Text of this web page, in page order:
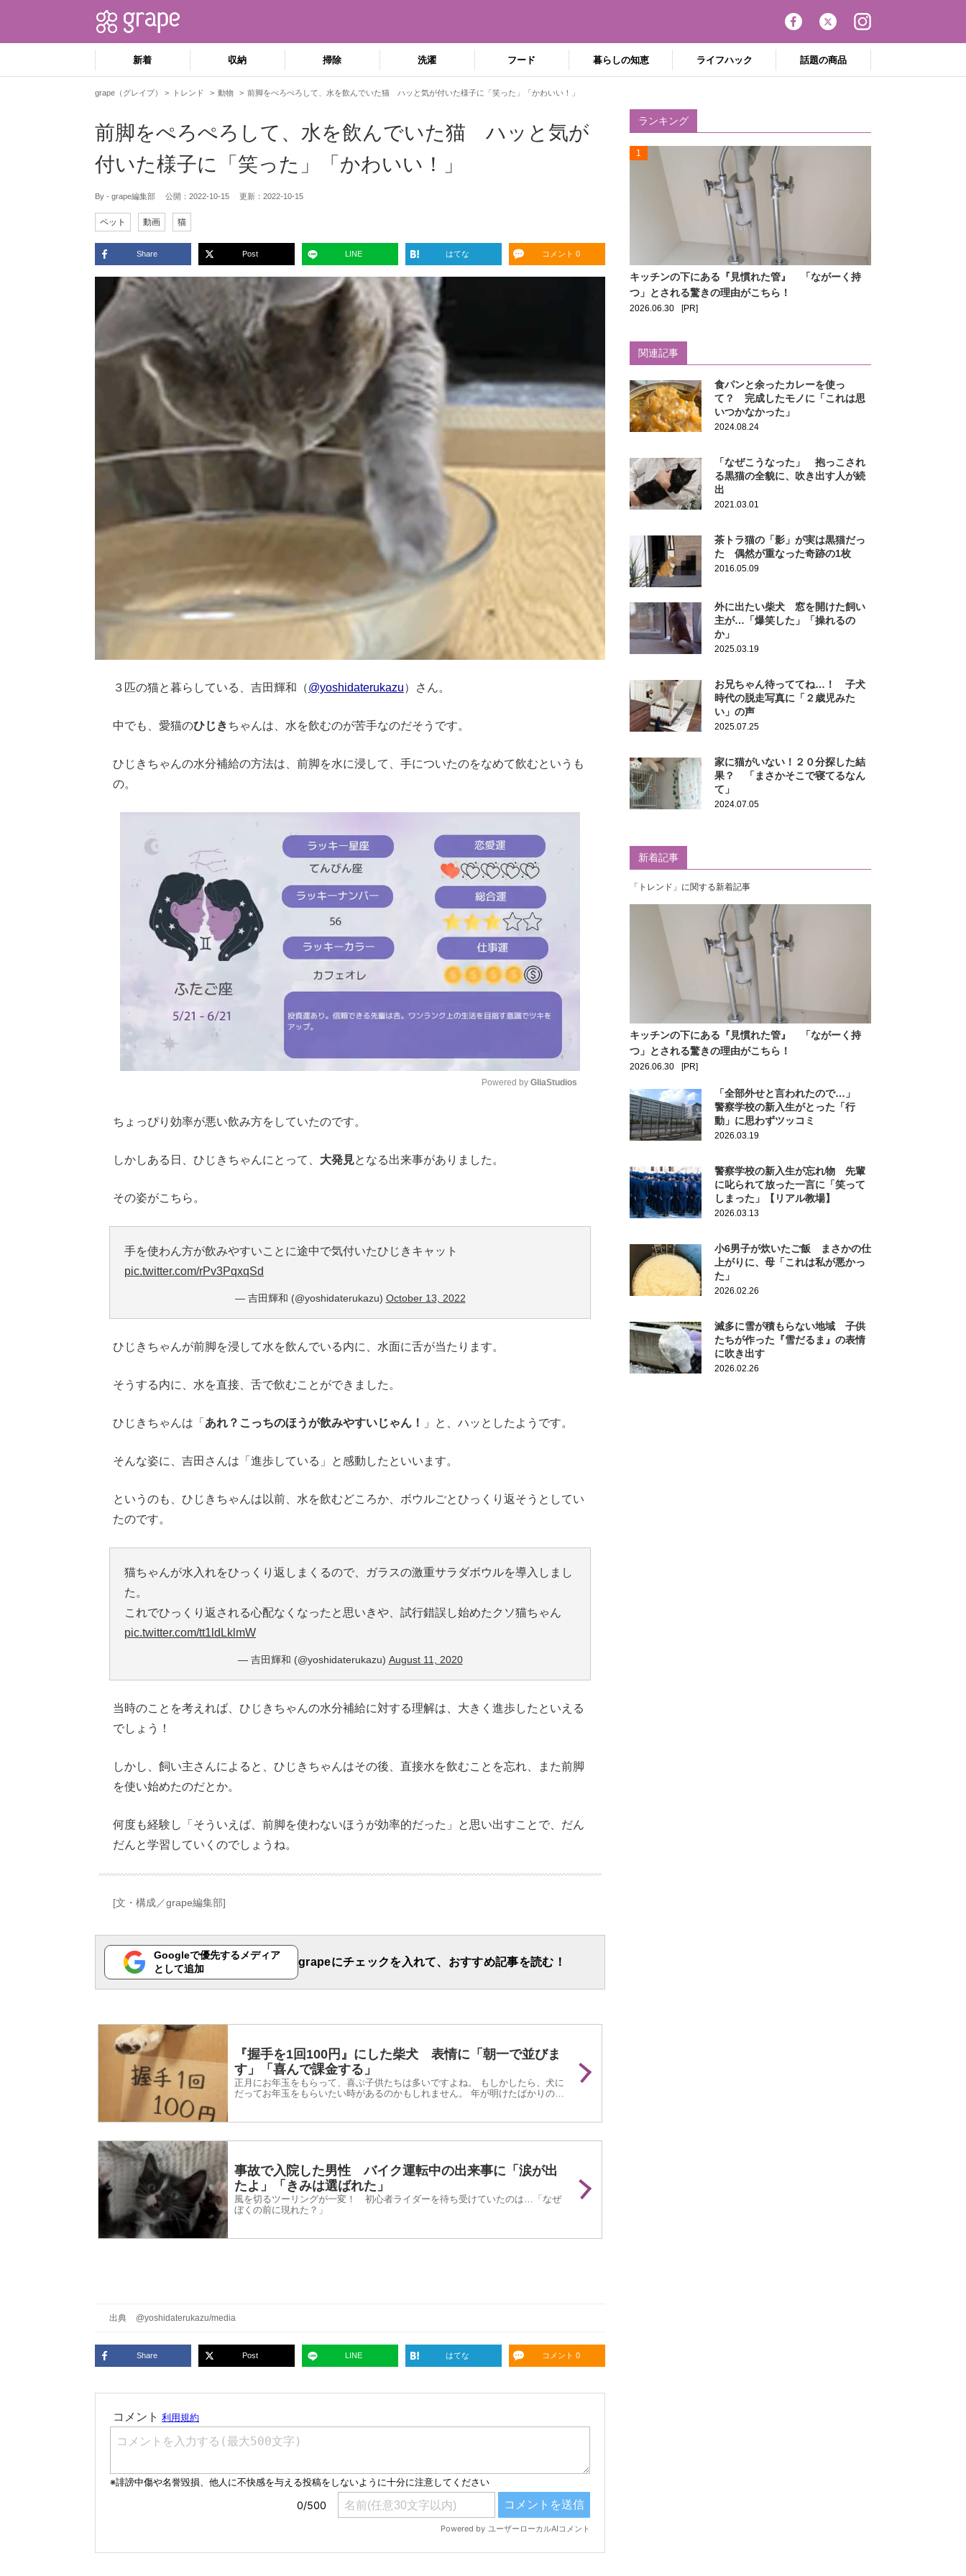
新着 収納 掃除 洗濯 フード 暮らしの知恵 ライフハック 話題の商品
grape（グレイプ） トレンド 動物 前脚をぺろぺろして、水を飲んでいた猫 ハッと気が付いた様子に「笑った」「かわいい！」
前脚をぺろぺろして、水を飲んでいた猫 ハッと気が
付いた様子に「笑った」「かわいい！」
By - grape編集部 公開： 2022-10-15 更新： 2022-10-15
ペット 動画 猫
Share Post LINE はてな コメント 0
３匹の猫と暮らしている、吉田輝和（@yoshidaterukazu）さん。
中でも、愛猫のひじきちゃんは、水を飲むのが苦手なのだそうです。
ひじきちゃんの水分補給の方法は、前脚を水に浸して、手についたのをなめて飲むというも
の。
Powered by GliaStudios
ちょっぴり効率が悪い飲み方をしていたのです。
しかしある日、ひじきちゃんにとって、 大発見となる出来事がありました。
その姿がこちら。
手を使わん方が飲みやすいことに途中で気付いたひじきキャット
pic.twitter.com/rPv3PqxqSd
— 吉田輝和 (@yoshidaterukazu) October 13, 2022
ひじきちゃんが前脚を浸して水を飲んでいる内に、水面に舌が当たります。
そうする内に、水を直接、舌で飲むことができました。
ひじきちゃんは「 あれ？こっちのほうが飲みやすいじゃん！ 」と、ハッとしたようです。
そんな姿に、吉田さんは「進歩している」と感動したといいます。
というのも、ひじきちゃんは以前、水を飲むどころか、ボウルごとひっくり返そうとしてい
たのです。
猫ちゃんが水入れをひっくり返しまくるので、ガラスの激重サラダボウルを導入しまし
た。
これでひっくり返される心配なくなったと思いきや、試行錯誤し始めたクソ猫ちゃん
pic.twitter.com/tt1ldLklmW
— 吉田輝和 (@yoshidaterukazu) August 11, 2020
当時のことを考えれば、ひじきちゃんの水分補給に対する理解は、大きく進歩したといえる
でしょう！
しかし、飼い主さんによると、ひじきちゃんはその後、直接水を飲むことを忘れ、また前脚
を使い始めたのだとか。
何度も経験し「そういえば、前脚を使わないほうが効率的だった」と思い出すことで、だん
だんと学習していくのでしょうね。
[文・構成／grape編集部]
Googleで優先するメディア
として追加
grapeにチェックを入れて、おすすめ記事を読む！
『握手を1回100円』にした柴犬 表情に「朝一で並びま
す」「喜んで課金する」
正月にお年玉をもらって、喜ぶ子供たちは多いですよね。 もしかしたら、犬に
だってお年玉をもらいたい時があるのかもしれません。 年が明けたばかりの
事故で入院した男性 バイク運転中の出来事に「涙が出
たよ」「きみは選ばれた」
風を切るツーリングが一変！ 初心者ライダーを待ち受けていたのは…「なぜ
ぼくの前に現れた？」
出典 @yoshidaterukazu/media
Share Post LINE はてな コメント 0
ランキング
1
キッチンの下にある『見慣れた管』 「ながーく持
つ」とされる驚きの理由がこちら！
2026.06.30 [PR]
関連記事
食パンと余ったカレーを使っ
て？ 完成したモノに「これは思
いつかなかった」
2024.08.24
「なぜこうなった」 抱っこされ
る黒猫の全貌に、吹き出す人が続
出
2021.03.01
茶トラ猫の「影」が実は黒猫だっ
た 偶然が重なった奇跡の1枚
2016.05.09
外に出たい柴犬 窓を開けた飼い
主が…「爆笑した」「操れるの
か」
2025.03.19
お兄ちゃん待っててね…！ 子犬
時代の脱走写真に「２歳児みた
い」の声
2025.07.25
家に猫がいない！２０分探した結
果？ 「まさかそこで寝てるなん
て」
2024.07.05
新着記事
「トレンド」に関する新着記事
キッチンの下にある『見慣れた管』 「ながーく持
つ」とされる驚きの理由がこちら！
2026.06.30 [PR]
「全部外せと言われたので…」
警察学校の新入生がとった「行
動」に思わずツッコミ
2026.03.19
警察学校の新入生が忘れ物 先輩
に叱られて放った一言に「笑って
しまった」【リアル教場】
2026.03.13
小6男子が炊いたご飯 まさかの仕
上がりに、母「これは私が悪かっ
た」
2026.02.26
滅多に雪が積もらない地域 子供
たちが作った『雪だるま』の表情
に吹き出す
2026.02.26